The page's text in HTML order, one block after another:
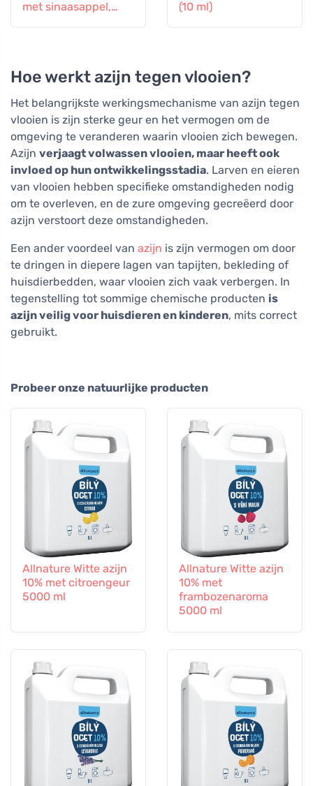
met sinaasappel,
(10 ml)
Hoe werkt azijn tegen vlooien?
Het belangrijkste werkingsmechanisme van azijn tegen
vlooien is zijn sterke geur en het vermogen om de
omgeving te veranderen waarin vlooien zich bewegen.
Azijn verjaagt volwassen vlooien, maar heeft ook
invloed op hun ontwikkelingsstadia. Larven en eieren
van vlooien hebben specifieke omstandigheden nodig
om te overleven, en de zure omgeving gecreëerd door
azijn verstoort deze omstandigheden.
Een ander voordeel van azijn is zijn vermogen om door
te dringen in diepere lagen van tapijten, bekleding of
huisdierbedden, waar vlooien zich vaak verbergen. In
tegenstelling tot sommige chemische producten is
azijn veilig voor huisdieren en kinderen, mits correct
gebruikt.
Probeer onze natuurlijke producten
Allnature Witte azijn
10% met citroengeur
5000 ml
Allnature Witte azijn
10% met
frambozenaroma
5000 ml